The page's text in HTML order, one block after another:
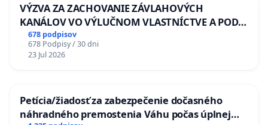
VÝZVA ZA ZACHOVANIE ZÁVLAHOVÝCH
KANÁLOV VO VÝLUČNOM VLASTNÍCTVE A POD
KONTROLOU SLOVENSKEJ REPUBLIKY & žiadosť
na riešenie zanedbaného stavu závlahových a
odvodňovacích kanálov na Slovensku
678 podpisov
678 Podpisy / 30 dni
23 Jul 2026
Petícia/žiadosť za zabezpečenie dočasného
náhradného premostenia Váhu počas úplnej